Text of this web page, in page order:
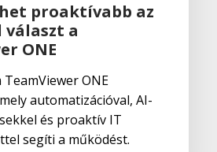
proaktívabb az
választ a
ONE
ONE
automatizációval, AI-
és proaktív IT
segíti a működést.